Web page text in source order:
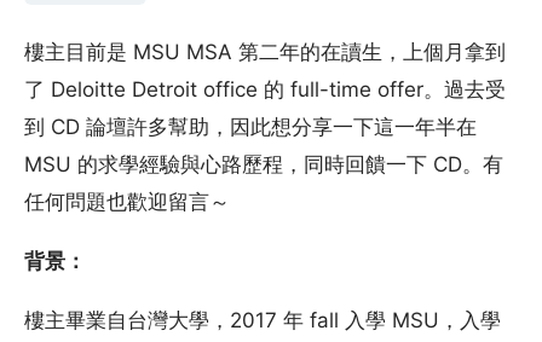
樓主目前是 MSU MSA 第二年的在讀生，上個月拿到
了 Deloitte Detroit office 的 full-time offer。過去受
到 CD 論壇許多幫助，因此想分享一下這一年半在
MSU 的求學經驗與心路歷程，同時回饋一下 CD。有
任何問題也歡迎留言～
背景：
樓主畢業自台灣大學，2017 年 fall 入學 MSU，入學